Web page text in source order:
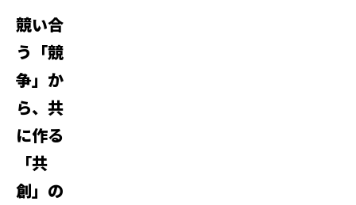
競い合
う「競
争」か
ら、共
に作る
「共
創」の